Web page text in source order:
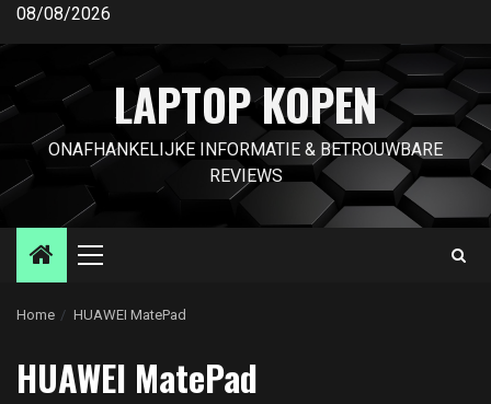
Ga
inhoud
08/08/2026
LAPTOP KOPEN
ONAFHANKELIJKE INFORMATIE & BETROUWBARE
REVIEWS
Primair
Home HUAWEI MatePad
HUAWEI MatePad